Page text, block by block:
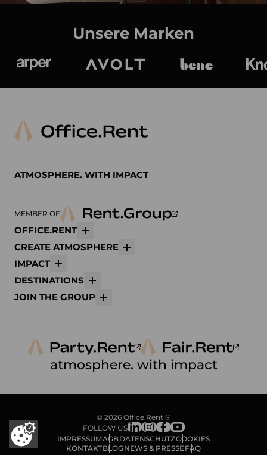
Unsere Marken
ATMOSPHERE. WITH IMPACT
MEMBER OF
OFFICE.RENT
CREATE ATMOSPHERE
IMPACT
DESTINATIONS
JOIN THE GROUP
atmosphere. with impact
© 2026 Office.Rent ®
FOLLOW US
IMPRESSUMAGBDATENSCHUTZCOOKIES
KONTAKTBLOGNEWS & PRESSEFAQ